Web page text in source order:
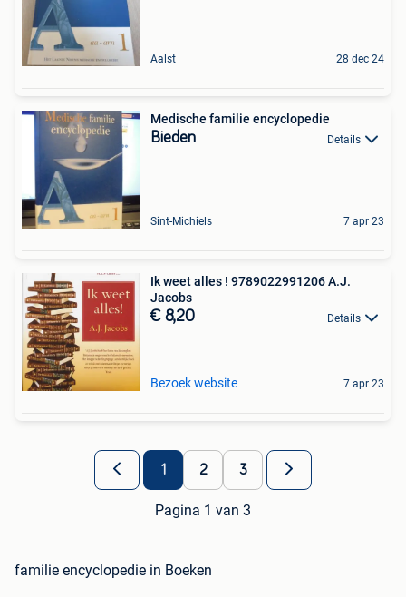
Aalst 28 dec 24
Medische familie encyclopedie
Bieden Details
Sint-Michiels 7 apr 23
Ik weet alles ! 9789022991206 A.J.
Jacobs
€ 8,20 Details
Bezoek website 7 apr 23
1 2 3
Pagina 1 van 3
familie encyclopedie in Boeken